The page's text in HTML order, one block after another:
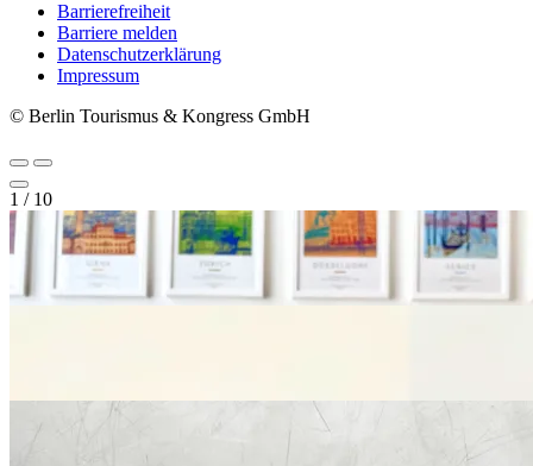
Metanavigation
Barrierefreiheit
Barriere melden
Datenschutzerklärung
Impressum
© Berlin Tourismus & Kongress GmbH
1 / 10